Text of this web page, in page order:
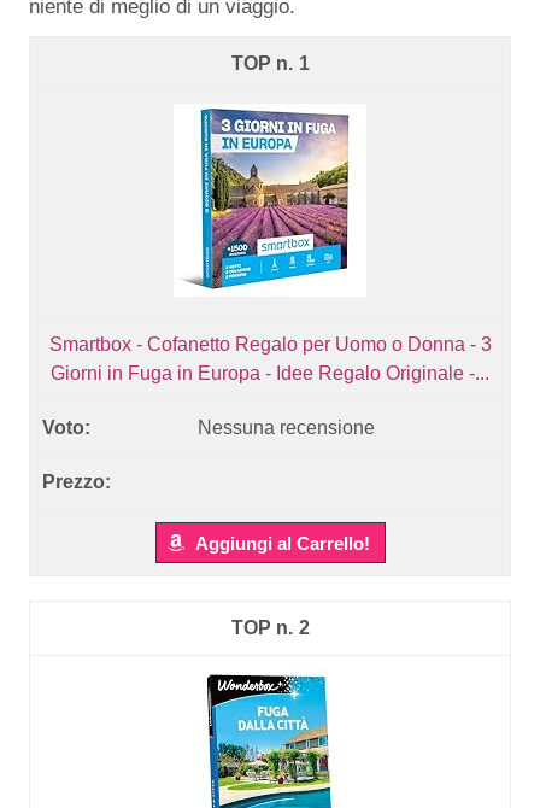
niente di meglio di un viaggio.
1
Smartbox - Cofanetto Regalo per Uomo o Donna - 3
Giorni in Fuga in Europa - Idee Regalo Originale -...
Nessuna recensione
Aggiungi al Carrello!
2